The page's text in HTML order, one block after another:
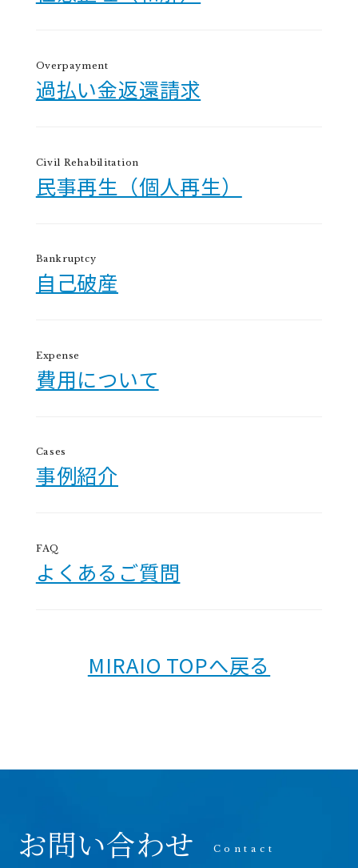
Overpayment
過払い金返還請求
Civil Rehabilitation
民事再生（個人再生）
Bankruptcy
自己破産
Expense
費用について
Cases
事例紹介
FAQ
よくあるご質問
MIRAIO TOPへ戻る
お問い合わせ